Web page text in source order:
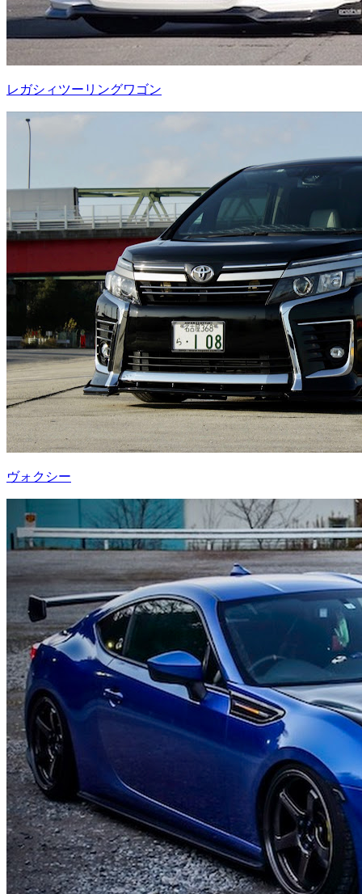
レガシィツーリングワゴン
ヴォクシー